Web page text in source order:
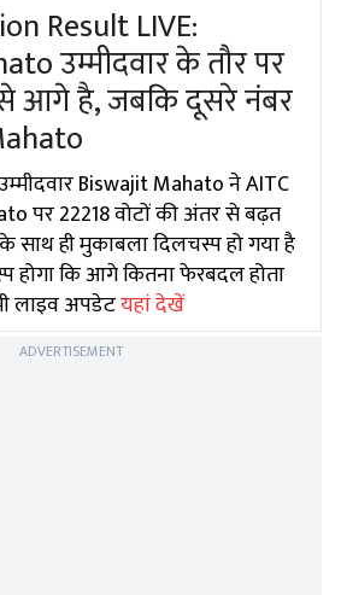
Result LIVE:
उम्मीदवार के तौर पर
आगे है, जबकि दूसरे नंबर
Biswajit Mahato ने AITC
पर 22218 वोटों की अंतर से बढ़त
साथ ही मुकाबला दिलचस्प हो गया है
कि आगे कितना फेरबदल होता
लाइव अपडेटयहां देखें
ADVERTISEMENT